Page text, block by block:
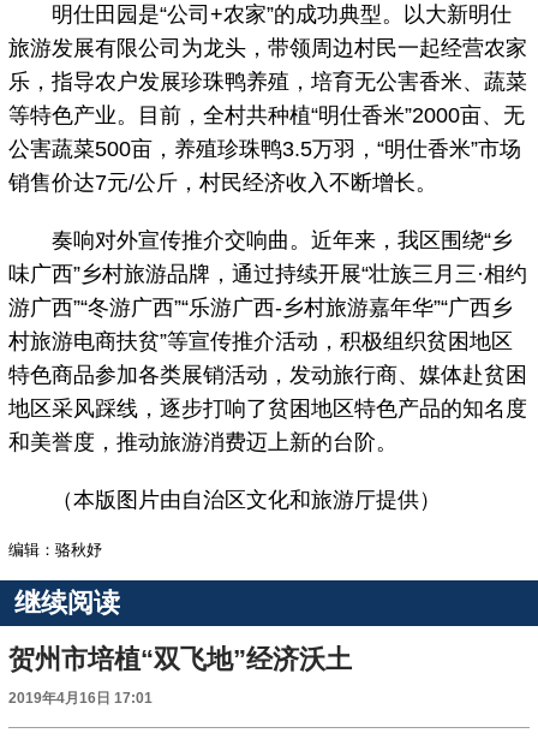
明仕田园是“公司+农家”的成功典型。以大新明仕
旅游发展有限公司为龙头，带领周边村民一起经营农家
乐，指导农户发展珍珠鸭养殖，培育无公害香米、蔬菜
等特色产业。目前，全村共种植“明仕香米”2000亩、无
公害蔬菜500亩，养殖珍珠鸭3.5万羽，“明仕香米”市场
销售价达7元/公斤，村民经济收入不断增长。
奏响对外宣传推介交响曲。近年来，我区围绕“乡
味广西”乡村旅游品牌，通过持续开展“壮族三月三·相约
游广西”“冬游广西”“乐游广西-乡村旅游嘉年华”“广西乡
村旅游电商扶贫”等宣传推介活动，积极组织贫困地区
特色商品参加各类展销活动，发动旅行商、媒体赴贫困
地区采风踩线，逐步打响了贫困地区特色产品的知名度
和美誉度，推动旅游消费迈上新的台阶。
（本版图片由自治区文化和旅游厅提供）
编辑：骆秋妤
继续阅读
贺州市培植“双飞地”经济沃土
2019年4月16日 17:01